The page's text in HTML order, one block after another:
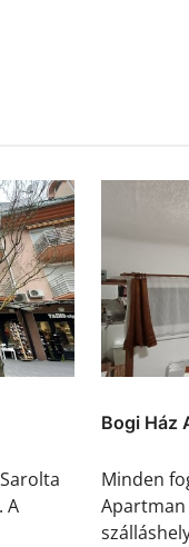
A
Bogi Ház
Minden
Apartman